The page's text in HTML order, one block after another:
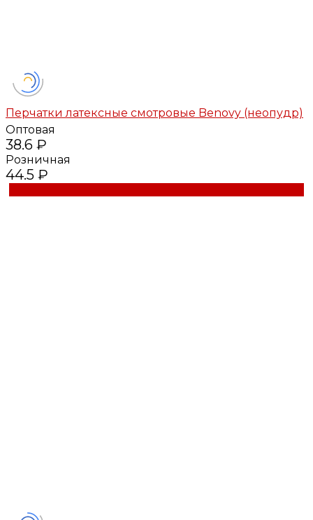
Перчатки латексные смотровые Benovy (неопудр)
Оптовая
38.6 ₽
Розничная
44.5 ₽